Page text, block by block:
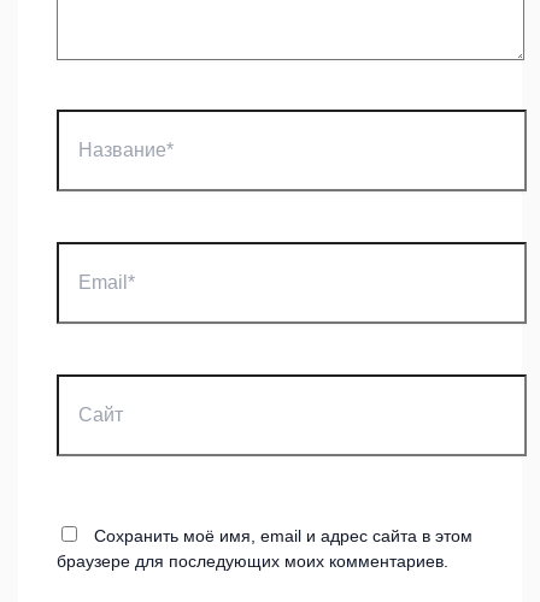
Сохранить моё имя, email и адрес сайта в этом
браузере для последующих моих комментариев.